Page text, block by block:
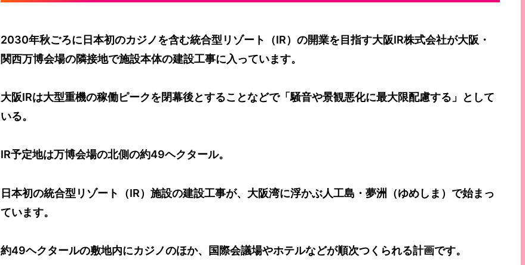
2030年秋ごろに日本初のカジノを含む統合型リゾート（IR）の開業を目指す大阪IR株式会社が大阪・
関西万博会場の隣接地で施設本体の建設工事に入っています。
大阪IRは大型重機の稼働ピークを閉幕後とすることなどで「騒音や景観悪化に最大限配慮する」として
いる。
IR予定地は万博会場の北側の約49ヘクタール。
日本初の統合型リゾート（IR）施設の建設工事が、大阪湾に浮かぶ人工島・夢洲（ゆめしま）で始まっ
ています。
約49ヘクタールの敷地内にカジノのほか、国際会議場やホテルなどが順次つくられる計画です。